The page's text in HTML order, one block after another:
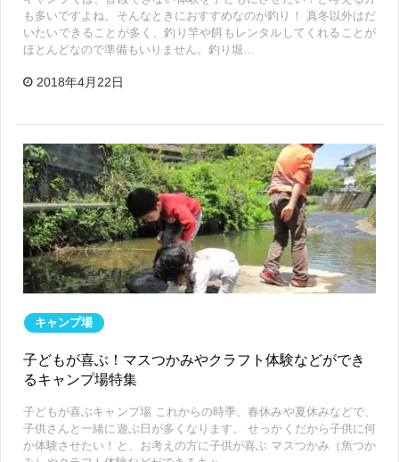
も多いですよね。そんなときにおすすめなのが釣り！ 真冬以外はだ
いたいできることが多く、釣り竿や餌もレンタルしてくれることが
ほとんどなので準備もいりません。釣り堀…
2018年4月22日
キャンプ場
子どもが喜ぶ！マスつかみやクラフト体験などができ
るキャンプ場特集
子どもが喜ぶキャンプ場 これからの時季、春休みや夏休みなどで、
子供さんと一緒に遊ぶ日が多くなります。 せっかくだから子供に何
か体験させたい！と、お考えの方に子供が喜ぶ マスつかみ（魚つか